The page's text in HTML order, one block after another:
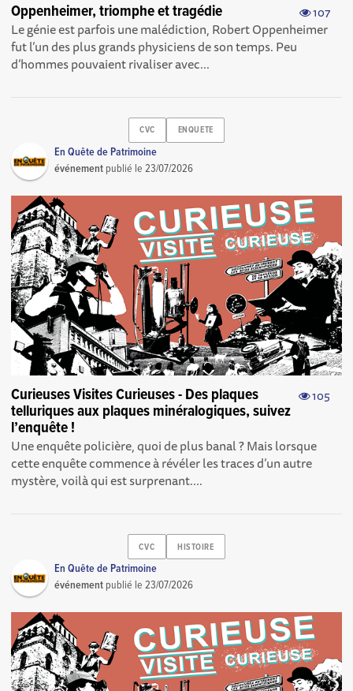
107
Oppenheimer, triomphe et tragédie
Le génie est parfois une malédiction, Robert Oppenheimer
fut l’un des plus grands physiciens de son temps. Peu
d’hommes pouvaient rivaliser avec...
CVC ENQUETE
En Quête de Patrimoine
événement publié le23/07/2026
105
Curieuses Visites Curieuses - Des plaques
telluriques aux plaques minéralogiques, suivez
l’enquête !
Une enquête policière, quoi de plus banal ? Mais lorsque
cette enquête commence à révéler les traces d’un autre
mystère, voilà qui est surprenant....
CVC HISTOIRE
En Quête de Patrimoine
événement publié le23/07/2026